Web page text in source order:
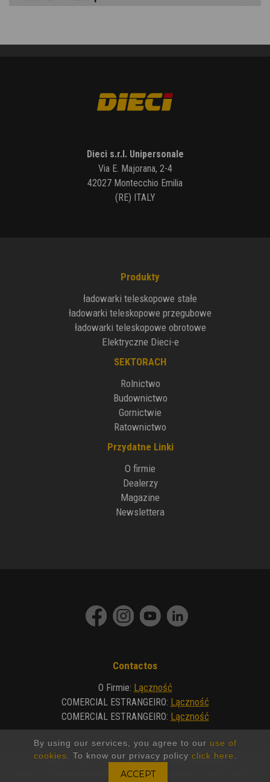
By using our services, you agree to our use of
cookies . To know our privacy policy click here
Dieci s.r.l. Unipersonale
Via E. Majorana, 2-4
42027 Montecchio Emilia
(RE) ITALY
Produkty
ładowarki teleskopowe stałe
ładowarki teleskopowe przegubowe
ładowarki teleskopowe obrotowe
Elektryczne Dieci-e
SEKTORACH
Rolnictwo
Budownictwo
Gornictwie
Ratownictwo
Przydatne Linki
O firmie
Dealerzy
Magazine
Newslettera
Contactos
O Firmie: Lączność
COMERCIAL ESTRANGEIRO: Lączność
COMERCIAL ESTRANGEIRO: Lączność
Copyright © 2024 - DIECI Srl | P.IVA 01682740350 |
Prywatno&sgrave;&cgrave; | Polityka cookies